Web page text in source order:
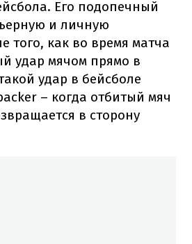
Его подопечный
и личную
того, как во время матча
удар мячом прямо в
удар в бейсболе
– когда отбитый мяч
в сторону